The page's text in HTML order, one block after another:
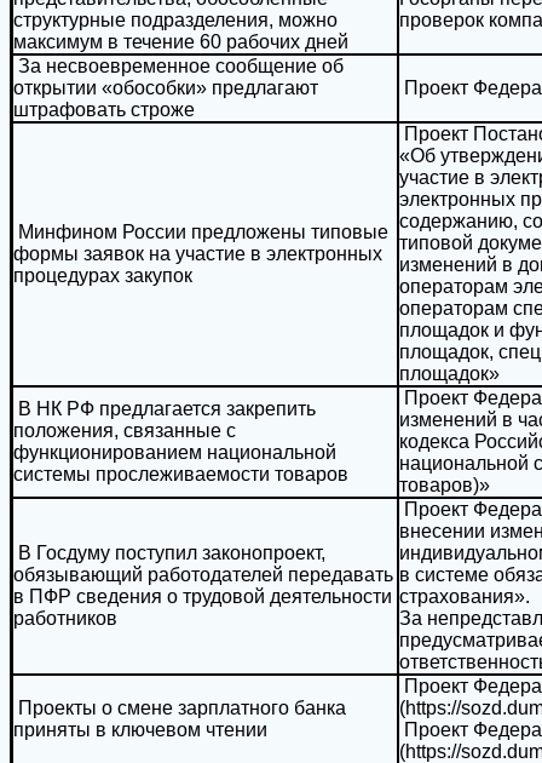
структурные подразделения, можно
максимум в течение 60 рабочих дней
проверок
За несвоевременное сообщение об
открытии «обособки» предлагают
штрафовать строже
Проект
Минфином России предложены типовые
формы заявок на участие в электронных
процедурах закупок
Проект
«Об
участие в
электронных
содержанию,
типовой
изменений в
операторам
операторам
площадок и
площадок,
площадок»
В НК РФ предлагается закрепить
положения, связанные с
функционированием национальной
системы прослеживаемости товаров
Проект
изменений в
кодекса
национальной
товаров)»
В Госдуму поступил законопроект,
обязывающий работодателей передавать
в ПФР сведения о трудовой деятельности
работников
Проект
внесении
в системе
страхования».
За
Проекты о смене зарплатного банка
приняты в ключевом чтении
Проект
(https://
Проект
(https://